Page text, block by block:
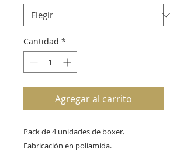
Cantidad *
Agregar al carrito
Pack de 4 unidades de boxer.
Fabricación en poliamida.